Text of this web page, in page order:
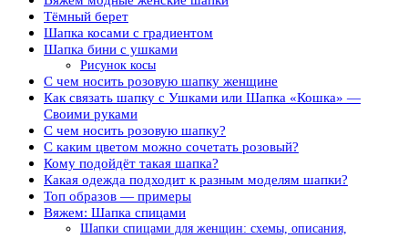
Тёмный берет
Шапка косами с градиентом
Шапка бини с ушками
Рисунок косы
С чем носить розовую шапку женщине
Как связать шапку с Ушками или Шапка «Кошка» —
Своими руками
С чем носить розовую шапку?
С каким цветом можно сочетать розовый?
Кому подойдёт такая шапка?
Какая одежда подходит к разным моделям шапки?
Топ образов — примеры
Вяжем: Шапка спицами
Шапки спицами для женщин: схемы, описания,